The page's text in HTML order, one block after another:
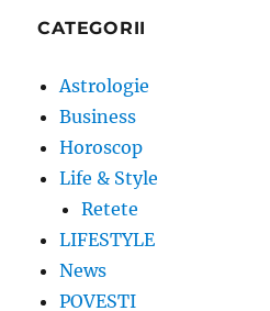
CATEGORII
Astrologie
Business
Horoscop
Life & Style
Retete
LIFESTYLE
News
POVESTI